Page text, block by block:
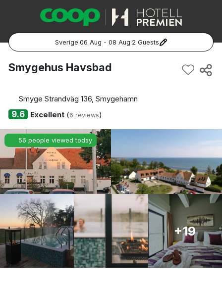
Sverige·06 Aug - 08 Aug·2 Guests
Popular Destinations:
Göteborg
Malmö
Hela Norge
Oslo
Bergen
Hela Danmark
Smygehus Havsbad
Smyge Strandväg 136, Smygehamn
9.6 Excellent(6 reviews)
56 people viewed today
+19